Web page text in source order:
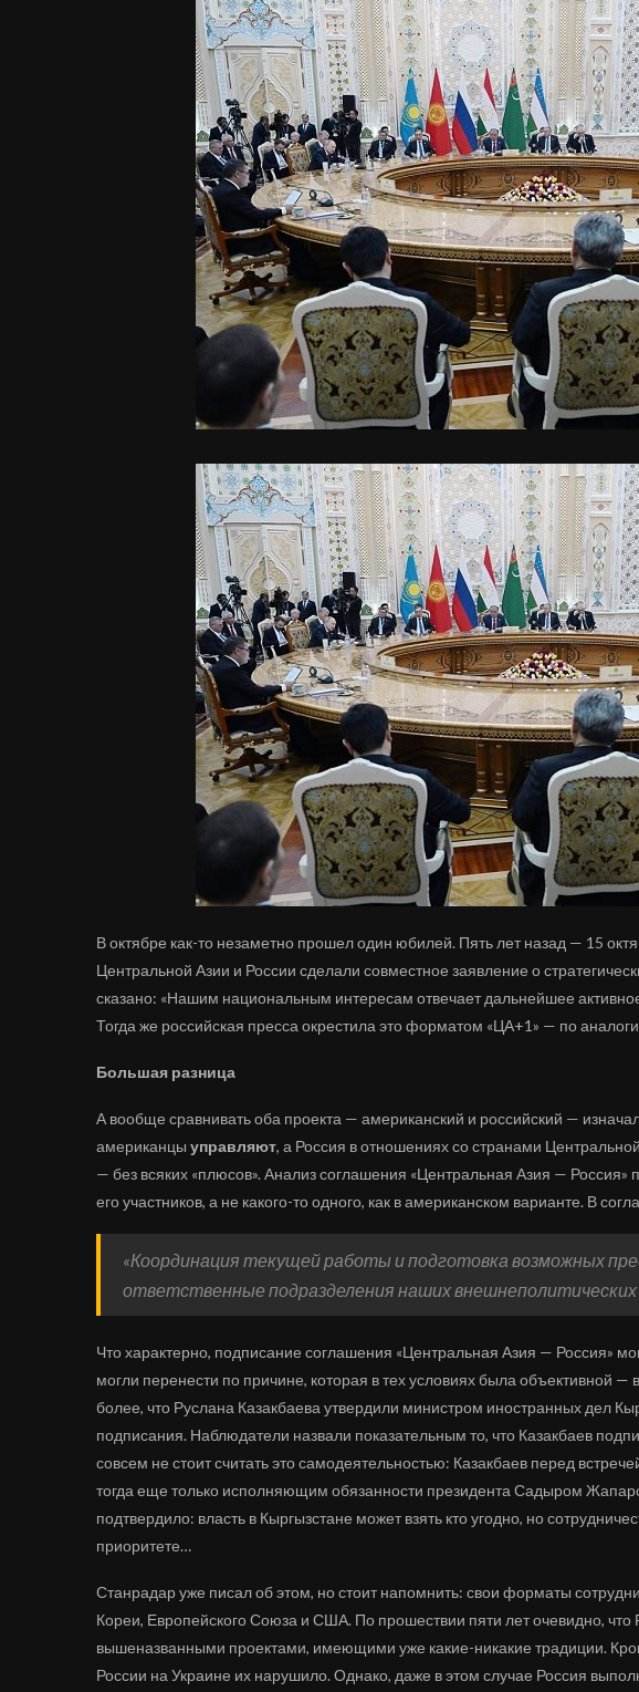
В октябре как-то незаметно прошел один юбилей. Пять лет назад — 15
Центральной Азии и России сделали совместное заявление о
сказано: «Нашим национальным интересам отвечает дальнейшее
Тогда же российская пресса окрестила это форматом «ЦА+1» — по
Большая разница
А вообще сравнивать оба проекта — американский и российский —
американцы управляют, а Россия в отношениях со странами
— без всяких «плюсов». Анализ соглашения «Центральная Азия — Россия»
его участников, а не какого-то одного, как в американском варианте. В
«Координация текущей работы и подготовка возможных
ответственные подразделения наших внешнеполитических
Что характерно, подписание соглашения «Центральная Азия — Россия»
могли перенести по причине, которая в тех условиях была объективной
более, что Руслана Казакбаева утвердили министром иностранных дел
подписания. Наблюдатели назвали показательным то, что Казакбаев
совсем не стоит считать это самодеятельностью: Казакбаев перед
тогда еще только исполняющим обязанности президента Садыром
подтвердило: власть в Кыргызстане может взять кто угодно, но
приоритете…
Станрадар уже писал об этом, но стоит напомнить: свои форматы
Кореи, Европейского Союза и США. По прошествии пяти лет очевидно, что
вышеназванными проектами, имеющими уже какие-никакие традиции.
России на Украине их нарушило. Однако, даже в этом случае Россия